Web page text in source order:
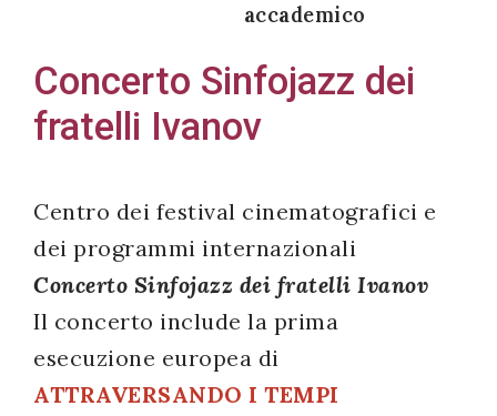
accademico
Concerto Sinfojazz dei
fratelli Ivanov
Centro dei festival cinematografici e
dei programmi internazionali
Concerto Sinfojazz dei fratelli Ivanov
Il concerto include la prima
esecuzione europea di
ATTRAVERSANDO I TEMPI
Acconsento
all'uso dei
accordo
con il
decreto
legislativo
196/03